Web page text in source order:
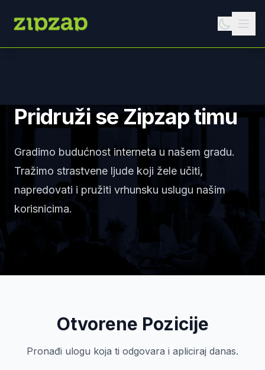
Pridruži se Zipzap timu
Gradimo budućnost interneta u našem gradu.
Tražimo strastvene ljude koji žele učiti,
napredovati i pružiti vrhunsku uslugu našim
korisnicima.
Otvorene Pozicije
Pronađi ulogu koja ti odgovara i apliciraj danas.